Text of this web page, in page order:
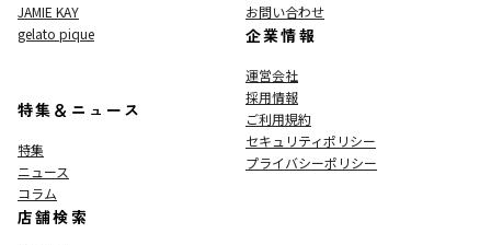
JAMIE KAY
gelato pique
特集＆ニュース
特集
ニュース
コラム
店舗検索
お問い合わせ
企業情報
運営会社
採用情報
ご利用規約
セキュリティポリシー
プライバシーポリシー